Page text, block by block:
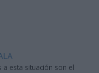
esta situación son el